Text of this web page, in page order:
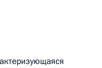
гражданского состояния»